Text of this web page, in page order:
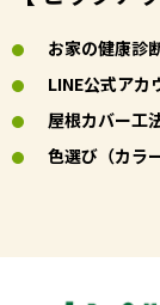
お家の健康診
LINE公式アカ
屋根カバー工
色選び（カラ